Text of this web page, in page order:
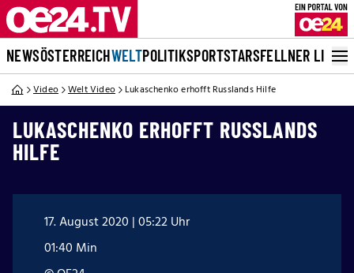
NEWSÖSTERREICHWELTPOLITIKSPORTSTARSFELLNER LIVE
Video Welt Video Lukaschenko erhofft Russlands Hilfe
LUKASCHENKO ERHOFFT RUSSLANDS
HILFE
17. August 2020 | 05:22 Uhr
01:40 Min